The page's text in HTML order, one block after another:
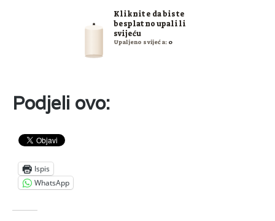
Kliknite da biste
besplatno upalili
svijeću
Upaljeno svijeća: 0
Podjeli ovo:
Ispis
WhatsApp